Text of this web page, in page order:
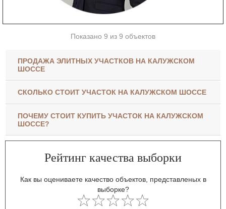
Показано 9 из 9 объектов
ПРОДАЖА ЭЛИТНЫХ УЧАСТКОВ НА КАЛУЖСКОМ
ШОССЕ
СКОЛЬКО СТОИТ УЧАСТОК НА КАЛУЖСКОМ ШОССЕ
ПОЧЕМУ СТОИТ КУПИТЬ УЧАСТОК НА КАЛУЖСКОМ
ШОССЕ?
Рейтинг качества выборки
Как вы оцениваете качество объектов, представленых в
выборке?